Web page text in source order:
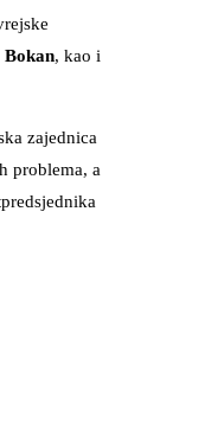
, kao i
zajednica
problema, a